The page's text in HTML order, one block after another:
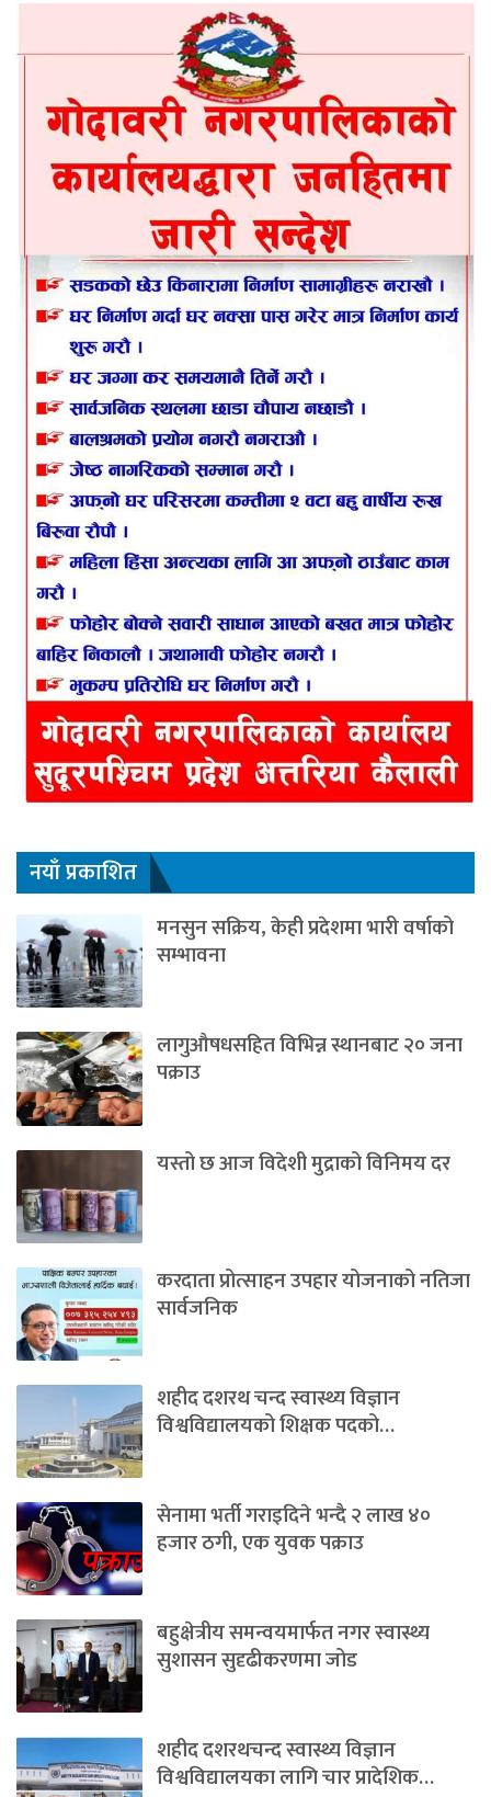
नयाँ प्रकाशित
मनसुन सक्रिय, केही प्रदेशमा भारी वर्षाको
सम्भावना
लागुऔषधसहित विभिन्न स्थानबाट २० जना
पक्राउ
यस्तो छ आज विदेशी मुद्राको विनिमय दर
करदाता प्रोत्साहन उपहार योजनाको नतिजा
सार्वजनिक
शहीद दशरथ चन्द स्वास्थ्य विज्ञान
विश्वविद्यालयको शिक्षक पदको…
सेनामा भर्ती गराइदिने भन्दै २ लाख ४०
हजार ठगी, एक युवक पक्राउ
बहुक्षेत्रीय समन्वयमार्फत नगर स्वास्थ्य
सुशासन सुदृढीकरणमा जोड
शहीद दशरथचन्द स्वास्थ्य विज्ञान
विश्वविद्यालयका लागि चार प्रादेशिक…